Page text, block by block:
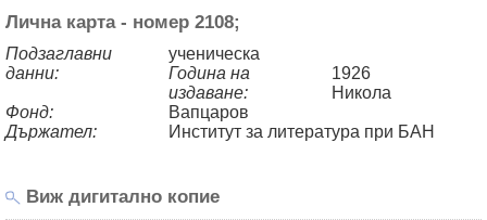
Лична карта - номер 2108;
Подзаглавни
данни:
ученическа
Година на
издаване:
1926
Фонд:
Никола
Вапцаров
Държател:
Институт за литература при БАН
Виж дигитално копие